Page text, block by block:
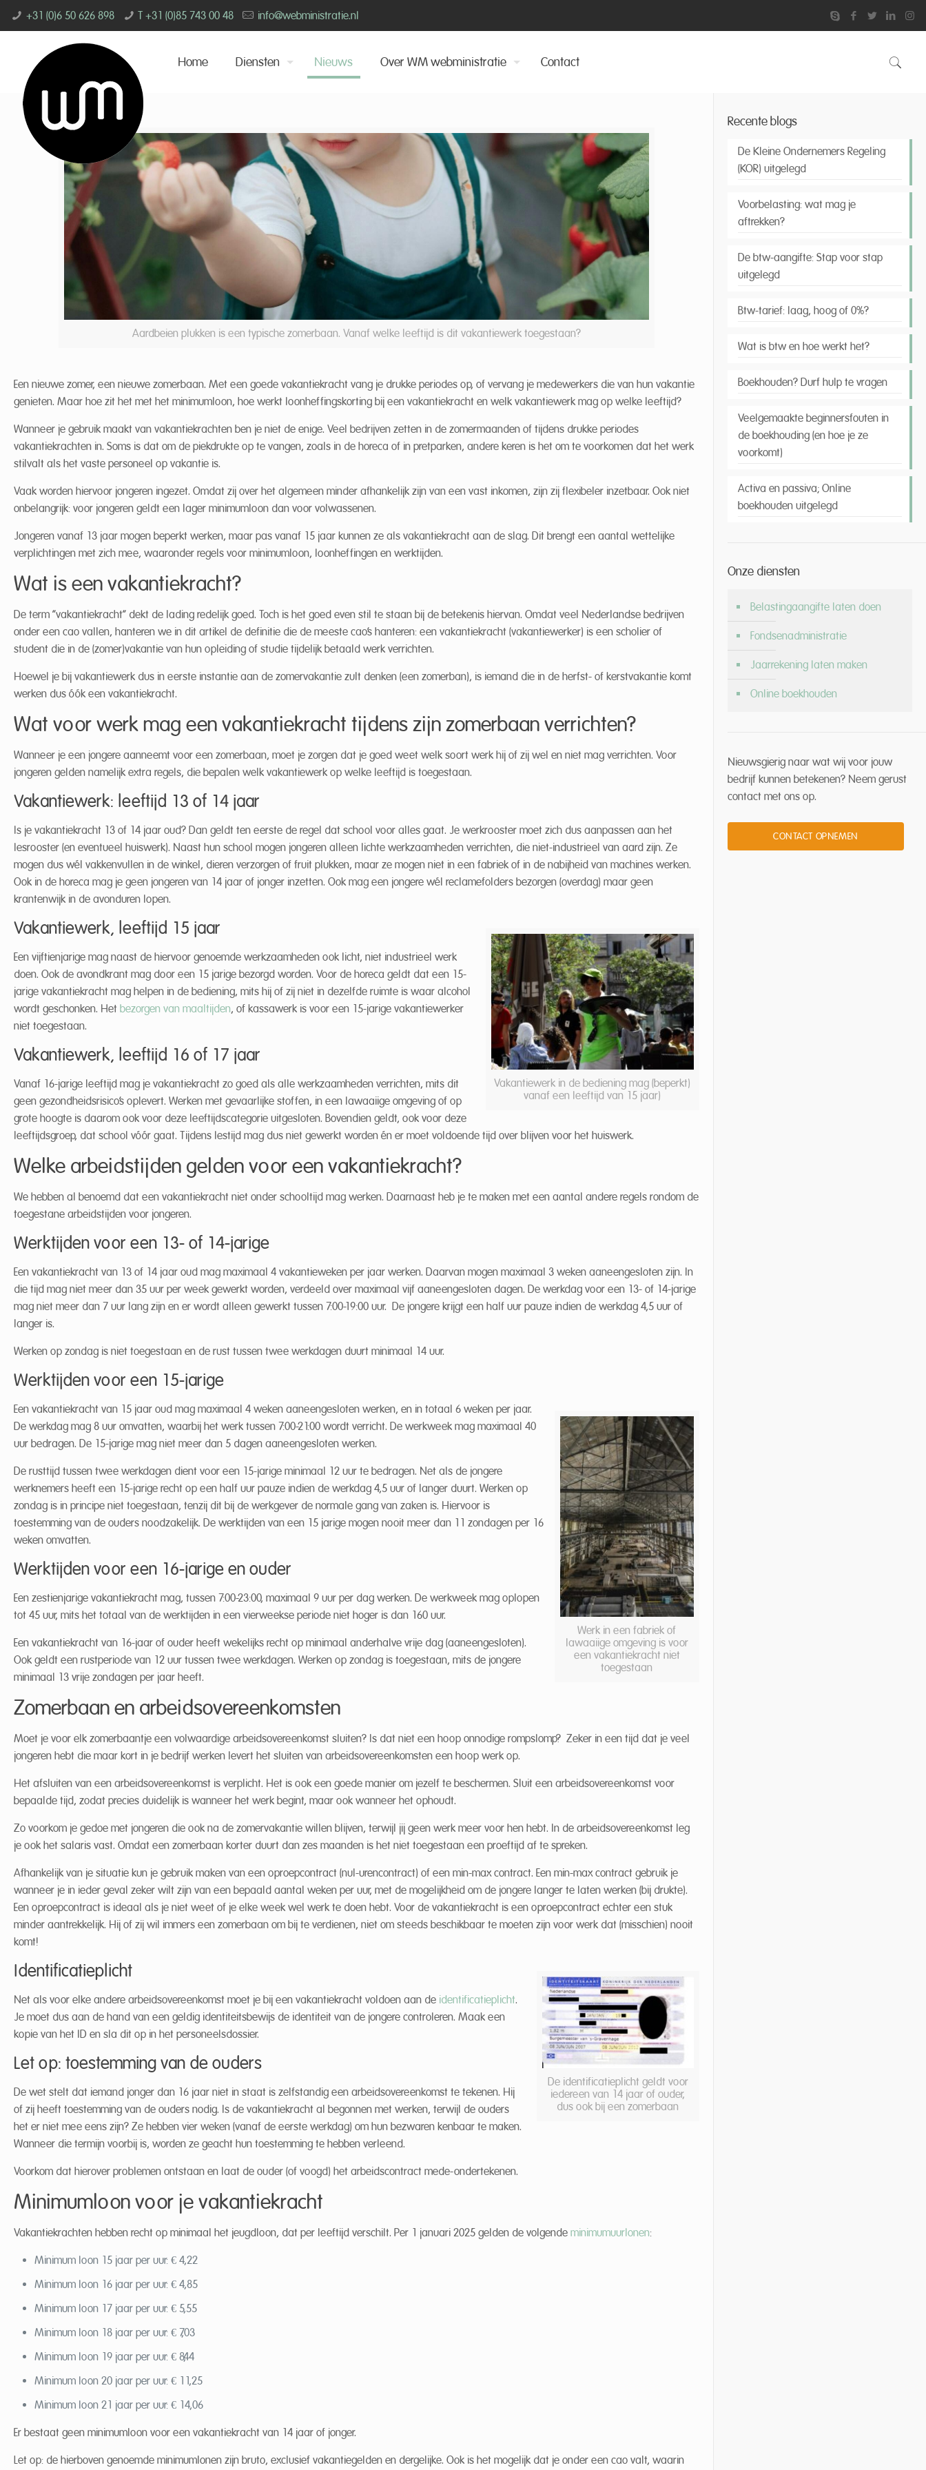
+31 (0)6 50 626 898 T +31 (0)85 743 00 48 info@webministratie.nl
Home Diensten Nieuws Over WM webministratie Contact
Aardbeien plukken is een typische zomerbaan. Vanaf welke leeftijd is dit vakantiewerk toegestaan?
Een nieuwe zomer, een nieuwe zomerbaan. Met een goede vakantiekracht vang je drukke periodes op, of vervang je medewerkers die van hun vakantie
genieten. Maar hoe zit het met het minimumloon, hoe werkt loonheffingskorting bij een vakantiekracht en welk vakantiewerk mag op welke leeftijd?
Wanneer je gebruik maakt van vakantiekrachten ben je niet de enige. Veel bedrijven zetten in de zomermaanden of tijdens drukke periodes
vakantiekrachten in. Soms is dat om de piekdrukte op te vangen, zoals in de horeca of in pretparken, andere keren is het om te voorkomen dat het werk
stilvalt als het vaste personeel op vakantie is.
Vaak worden hiervoor jongeren ingezet. Omdat zij over het algemeen minder afhankelijk zijn van een vast inkomen, zijn zij flexibeler inzetbaar. Ook niet
onbelangrijk: voor jongeren geldt een lager minimumloon dan voor volwassenen.
Jongeren vanaf 13 jaar mogen beperkt werken, maar pas vanaf 15 jaar kunnen ze als vakantiekracht aan de slag. Dit brengt een aantal wettelijke
verplichtingen met zich mee, waaronder regels voor minimumloon, loonheffingen en werktijden.
Wat is een vakantiekracht?
De term “vakantiekracht” dekt de lading redelijk goed. Toch is het goed even stil te staan bij de betekenis hiervan. Omdat veel Nederlandse bedrijven
onder een cao vallen, hanteren we in dit artikel de definitie die de meeste cao’s hanteren: een vakantiekracht (vakantiewerker) is een scholier of
student die in de (zomer)vakantie van hun opleiding of studie tijdelijk betaald werk verrichten.
Hoewel je bij vakantiewerk dus in eerste instantie aan de zomervakantie zult denken (een zomerban), is iemand die in de herfst- of kerstvakantie komt
werken dus óók een vakantiekracht.
Wat voor werk mag een vakantiekracht tijdens zijn zomerbaan verrichten?
Wanneer je een jongere aanneemt voor een zomerbaan, moet je zorgen dat je goed weet welk soort werk hij of zij wel en niet mag verrichten. Voor
jongeren gelden namelijk extra regels, die bepalen welk vakantiewerk op welke leeftijd is toegestaan.
Vakantiewerk: leeftijd 13 of 14 jaar
Is je vakantiekracht 13 of 14 jaar oud? Dan geldt ten eerste de regel dat school voor alles gaat. Je werkrooster moet zich dus aanpassen aan het
lesrooster (en eventueel huiswerk). Naast hun school mogen jongeren alleen lichte werkzaamheden verrichten, die niet-industrieel van aard zijn. Ze
mogen dus wél vakkenvullen in de winkel, dieren verzorgen of fruit plukken, maar ze mogen niet in een fabriek of in de nabijheid van machines werken.
Ook in de horeca mag je geen jongeren van 14 jaar of jonger inzetten. Ook mag een jongere wél reclamefolders bezorgen (overdag) maar geen
krantenwijk in de avonduren lopen.
Vakantiewerk in de bediening mag (beperkt)
vanaf een leeftijd van 15 jaar)
Vakantiewerk, leeftijd 15 jaar
Een vijftienjarige mag naast de hiervoor genoemde werkzaamheden ook licht, niet industrieel werk
doen. Ook de avondkrant mag door een 15 jarige bezorgd worden. Voor de horeca geldt dat een 15-
jarige vakantiekracht mag helpen in de bediening, mits hij of zij niet in dezelfde ruimte is waar alcohol
wordt geschonken. Hetbezorgen van maaltijden, of kassawerk is voor een 15-jarige vakantiewerker
niet toegestaan.
Vakantiewerk, leeftijd 16 of 17 jaar
Vanaf 16-jarige leeftijd mag je vakantiekracht zo goed als alle werkzaamheden verrichten, mits dit
geen gezondheidsrisico’s oplevert. Werken met gevaarlijke stoffen, in een lawaaiige omgeving of op
grote hoogte is daarom ook voor deze leeftijdscategorie uitgesloten. Bovendien geldt, ook voor deze
leeftijdsgroep, dat school vóór gaat. Tijdens lestijd mag dus niet gewerkt worden én er moet voldoende tijd over blijven voor het huiswerk.
Welke arbeidstijden gelden voor een vakantiekracht?
We hebben al benoemd dat een vakantiekracht niet onder schooltijd mag werken. Daarnaast heb je te maken met een aantal andere regels rondom de
toegestane arbeidstijden voor jongeren.
Werktijden voor een 13- of 14-jarige
Een vakantiekracht van 13 of 14 jaar oud mag maximaal 4 vakantieweken per jaar werken. Daarvan mogen maximaal 3 weken aaneengesloten zijn. In
die tijd mag niet meer dan 35 uur per week gewerkt worden, verdeeld over maximaal vijf aaneengesloten dagen. De werkdag voor een 13- of 14-jarige
mag niet meer dan 7 uur lang zijn en er wordt alleen gewerkt tussen 7:00-19:00 uur. De jongere krijgt een half uur pauze indien de werkdag 4,5 uur of
langer is.
Werken op zondag is niet toegestaan en de rust tussen twee werkdagen duurt minimaal 14 uur.
Werktijden voor een 15-jarige
Werk in een fabriek of
lawaaiige omgeving is voor
een vakantiekracht niet
toegestaan
Een vakantiekracht van 15 jaar oud mag maximaal 4 weken aaneengesloten werken, en in totaal 6 weken per jaar.
De werkdag mag 8 uur omvatten, waarbij het werk tussen 7:00-21:00 wordt verricht. De werkweek mag maximaal 40
uur bedragen. De 15-jarige mag niet meer dan 5 dagen aaneengesloten werken.
De rusttijd tussen twee werkdagen dient voor een 15-jarige minimaal 12 uur te bedragen. Net als de jongere
werknemers heeft een 15-jarige recht op een half uur pauze indien de werkdag 4,5 uur of langer duurt. Werken op
zondag is in principe niet toegestaan, tenzij dit bij de werkgever de normale gang van zaken is. Hiervoor is
toestemming van de ouders noodzakelijk. De werktijden van een 15 jarige mogen nooit meer dan 11 zondagen per 16
weken omvatten.
Werktijden voor een 16-jarige en ouder
Een zestienjarige vakantiekracht mag, tussen 7:00-23:00, maximaal 9 uur per dag werken. De werkweek mag oplopen
tot 45 uur, mits het totaal van de werktijden in een vierweekse periode niet hoger is dan 160 uur.
Een vakantiekracht van 16-jaar of ouder heeft wekelijks recht op minimaal anderhalve vrije dag (aaneengesloten).
Ook geldt een rustperiode van 12 uur tussen twee werkdagen. Werken op zondag is toegestaan, mits de jongere
minimaal 13 vrije zondagen per jaar heeft.
Zomerbaan en arbeidsovereenkomsten
Moet je voor elk zomerbaantje een volwaardige arbeidsovereenkomst sluiten? Is dat niet een hoop onnodige rompslomp? Zeker in een tijd dat je veel
jongeren hebt die maar kort in je bedrijf werken levert het sluiten van arbeidsovereenkomsten een hoop werk op.
Het afsluiten van een arbeidsovereenkomst is verplicht. Het is ook een goede manier om jezelf te beschermen. Sluit een arbeidsovereenkomst voor
bepaalde tijd, zodat precies duidelijk is wanneer het werk begint, maar ook wanneer het ophoudt.
Zo voorkom je gedoe met jongeren die ook na de zomervakantie willen blijven, terwijl jij geen werk meer voor hen hebt. In de arbeidsovereenkomst leg
je ook het salaris vast. Omdat een zomerbaan korter duurt dan zes maanden is het niet toegestaan een proeftijd af te spreken.
Afhankelijk van je situatie kun je gebruik maken van een oproepcontract (nul-urencontract) of een min-max contract. Een min-max contract gebruik je
wanneer je in ieder geval zeker wilt zijn van een bepaald aantal weken per uur, met de mogelijkheid om de jongere langer te laten werken (bij drukte).
Een oproepcontract is ideaal als je niet weet of je elke week wel werk te doen hebt. Voor de vakantiekracht is een oproepcontract echter een stuk
minder aantrekkelijk. Hij of zij wil immers een zomerbaan om bij te verdienen, niet om steeds beschikbaar te moeten zijn voor werk dat (misschien) nooit
komt!
De identificatieplicht geldt voor
iedereen van 14 jaar of ouder,
dus ook bij een zomerbaan
Identificatieplicht
Net als voor elke andere arbeidsovereenkomst moet je bij een vakantiekracht voldoen aan de identificatieplicht.
Je moet dus aan de hand van een geldig identiteitsbewijs de identiteit van de jongere controleren. Maak een
kopie van het ID en sla dit op in het personeelsdossier.
Let op: toestemming van de ouders
De wet stelt dat iemand jonger dan 16 jaar niet in staat is zelfstandig een arbeidsovereenkomst te tekenen. Hij
of zij heeft toestemming van de ouders nodig. Is de vakantiekracht al begonnen met werken, terwijl de ouders
het er niet mee eens zijn? Ze hebben vier weken (vanaf de eerste werkdag) om hun bezwaren kenbaar te maken.
Wanneer die termijn voorbij is, worden ze geacht hun toestemming te hebben verleend.
Voorkom dat hierover problemen ontstaan en laat de ouder (of voogd) het arbeidscontract mede-ondertekenen.
Minimumloon voor je vakantiekracht
Vakantiekrachten hebben recht op minimaal het jeugdloon, dat per leeftijd verschilt. Per 1 januari 2025 gelden de volgendeminimumuurlonen:
Minimum loon 15 jaar per uur: € 4,22
Minimum loon 16 jaar per uur: € 4,85
Minimum loon 17 jaar per uur: € 5,55
Minimum loon 18 jaar per uur: € 7,03
Minimum loon 19 jaar per uur: € 8,44
Minimum loon 20 jaar per uur: € 11,25
Minimum loon 21 jaar per uur: € 14,06
Er bestaat geen minimumloon voor een vakantiekracht van 14 jaar of jonger.
Let op: de hierboven genoemde minimumlonen zijn bruto, exclusief vakantiegelden en dergelijke. Ook is het mogelijk dat je onder een cao valt, waarin
Recente blogs
De Kleine Ondernemers Regeling
(KOR) uitgelegd
Voorbelasting: wat mag je
aftrekken?
De btw-aangifte: Stap voor stap
uitgelegd
Btw-tarief: laag, hoog of 0%?
Wat is btw en hoe werkt het?
Boekhouden? Durf hulp te vragen
Veelgemaakte beginnersfouten in
de boekhouding (en hoe je ze
voorkomt)
Activa en passiva; Online
boekhouden uitgelegd
Onze diensten
Belastingaangifte laten doen
Fondsenadministratie
Jaarrekening laten maken
Online boekhouden
Nieuwsgierig naar wat wij voor jouw
bedrijf kunnen betekenen? Neem gerust
contact met ons op.
CONTACT OPNEMEN